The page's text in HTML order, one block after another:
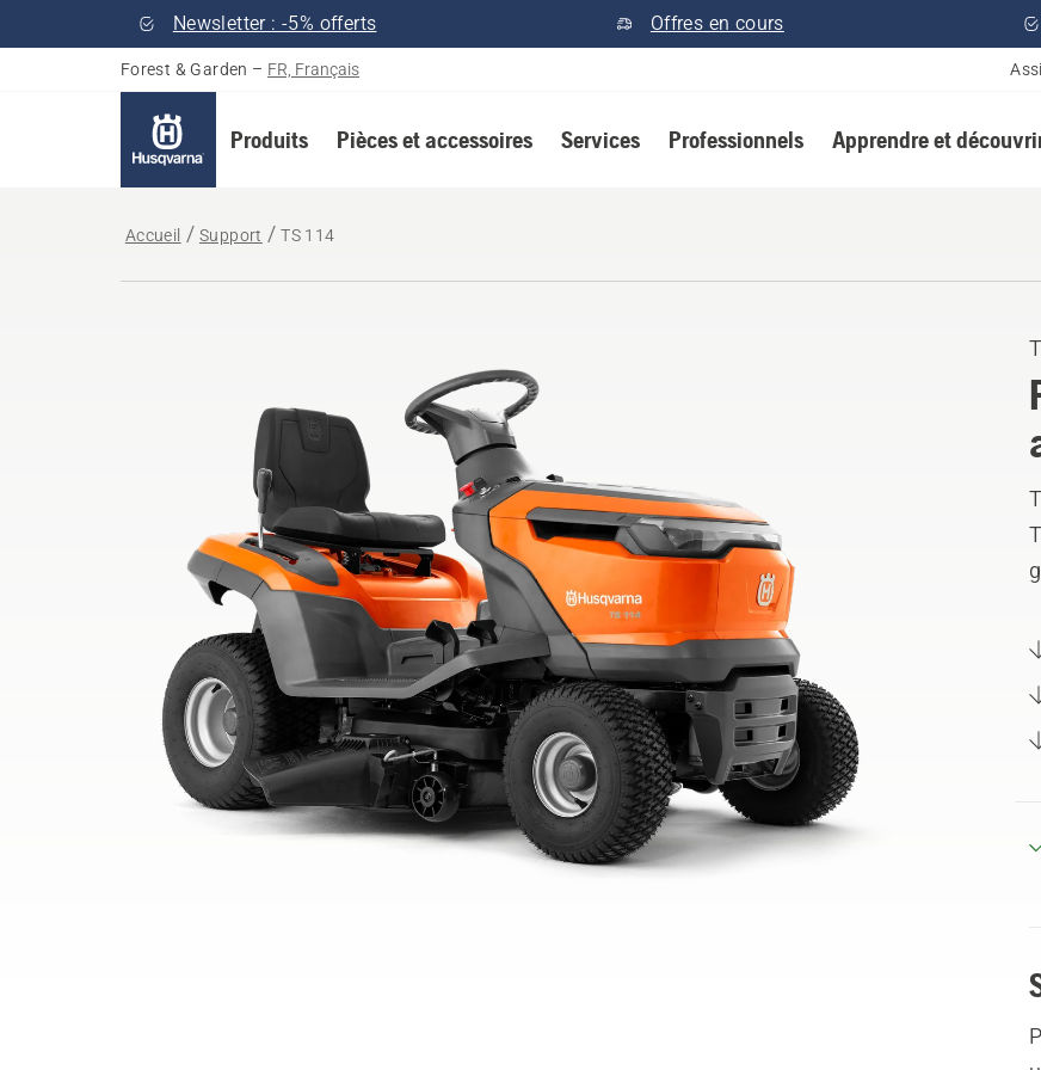
Newsletter : -5% offerts Offres en cours
Forest & Garden – FR, Français
Produits Pièces et accessoires Services Professionnels Apprendre et
Accueil Support TS 114